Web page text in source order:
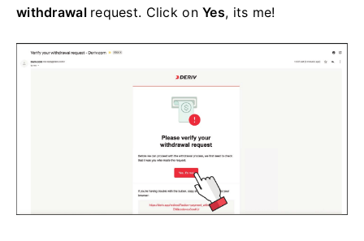
withdrawal request. Click onYes, its me!